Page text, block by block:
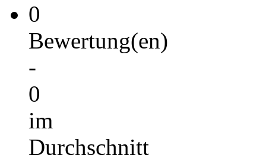
0
Bewertung(en)
-
0
im
Durchschnitt